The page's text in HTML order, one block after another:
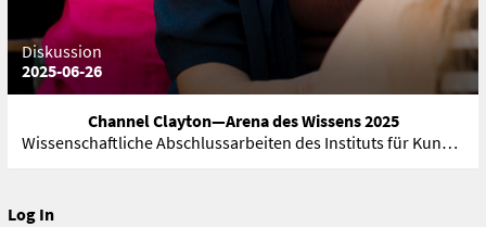
Channel Clayton—Arena des Wissens 2025
Wissenschaftliche Abschlussarbeiten des Instituts für Kunstwissenschaften, Kunstpädagogik und Kunstvermittlung
Diskussion
2025-06-26
Log In